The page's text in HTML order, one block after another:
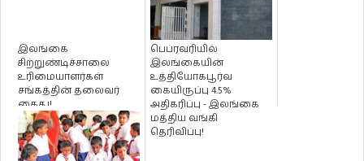
இலங்கை
சிற்றுண்டிச்சாலை
உரிமையாளர்கள்
சங்கத்தின் தலைவர்
கைது!
பெப்ரவரியில்
இலங்கையின்
உத்தியோகபூர்வ
கையிருப்பு 4.5%
அதிகரிப்பு - இலங்கை
மத்திய வங்கி
தெரிவிப்பு!